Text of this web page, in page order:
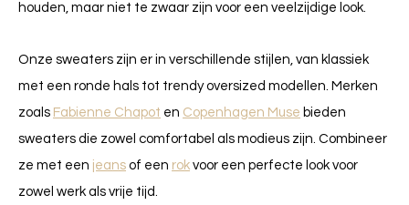
houden, maar niet te zwaar zijn voor een veelzijdige look.
Onze sweaters zijn er in verschillende stijlen, van klassiek
met een ronde hals tot trendy oversized modellen. Merken
zoals Fabienne Chapot en Copenhagen Muse bieden
sweaters die zowel comfortabel als modieus zijn. Combineer
ze met een jeans of een rok voor een perfecte look voor
zowel werk als vrije tijd.